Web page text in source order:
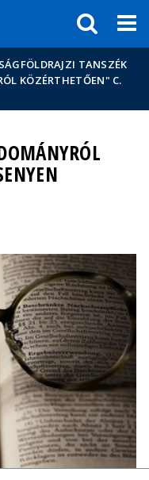
TANSZÉK
KÖZÉRTHETŐEN" C.